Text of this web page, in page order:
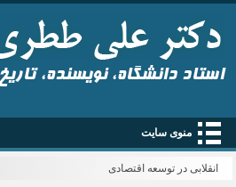
استاد دانشگاه، نویسنده،
منوی سایت
انقلابی در توسعه اقتصادی